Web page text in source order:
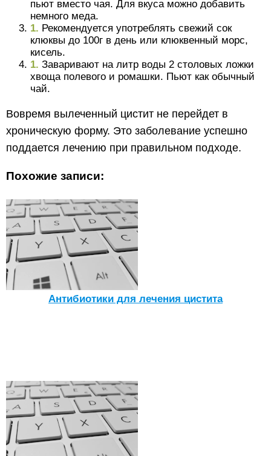
пьют вместо чая. Для вкуса можно добавить
немного меда.
Рекомендуется употреблять свежий сок
клюквы до 100г в день или клюквенный морс,
кисель.
Заваривают на литр воды 2 столовых ложки
хвоща полевого и ромашки. Пьют как обычный
чай.
Вовремя вылеченный цистит не перейдет в
хроническую форму. Это заболевание успешно
поддается лечению при правильном подходе.
Похожие записи:
Антибиотики для лечения цистита